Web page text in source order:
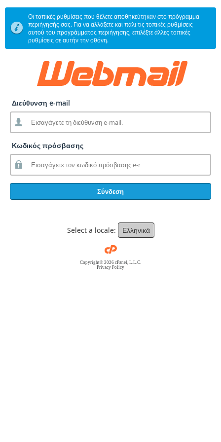
Οι τοπικές ρυθμίσεις που θέλετε αποθηκεύτηκαν στο πρόγραμμα
περιήγησής σας. Για να αλλάξετε και πάλι τις τοπικές ρυθμίσεις
αυτού του προγράμματος περιήγησης, επιλέξτε άλλες τοπικές
ρυθμίσεις σε αυτήν την οθόνη.
Διεύθυνση e-mail
Κωδικός πρόσβασης
Σύνδεση
Select a locale: Ελληνικά
Copyright© 2026 cPanel, L.L.C.
Privacy Policy